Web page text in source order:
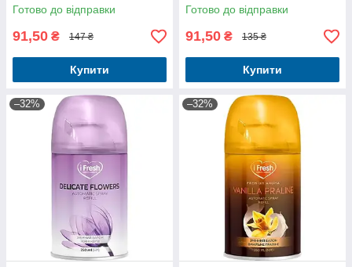
Wick, iFresh 250 мл
Готово до відправки
91,50 ₴ 147 ₴
Купити
мл
Готово до відправки
91,50 ₴ 135 ₴
Купити
–32% –32%